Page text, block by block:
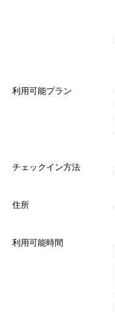
利用可能プラン
チェックイン方法
住所
利用可能時間